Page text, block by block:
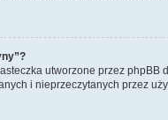
utworzone przez
i nieprzeczytanych przez